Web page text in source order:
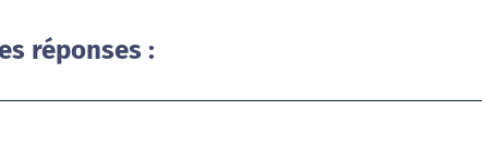
réponses :